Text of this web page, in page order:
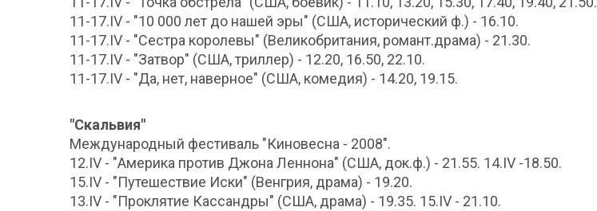
11-17.IV - "10 000 лет до нашей эры" (США, исторический ф.) - 16.10.
11-17.IV - "Сестра королевы" (Великобритания, романт.драма) - 21.30.
11-17.IV - "Затвор" (США, триллер) - 12.20, 16.50, 22.10.
11-17.IV - "Да, нет, наверное" (США, комедия) - 14.20, 19.15.
"Скальвия"
Международный фестиваль "Киновесна - 2008".
12.IV - "Америка против Джона Леннона" (США, док.ф.) - 21.55. 14.IV -18.50.
15.IV - "Путешествие Иски" (Венгрия, драма) - 19.20.
13.IV - "Проклятие Кассандры" (США, драма) - 19.35. 15.IV - 21.10.